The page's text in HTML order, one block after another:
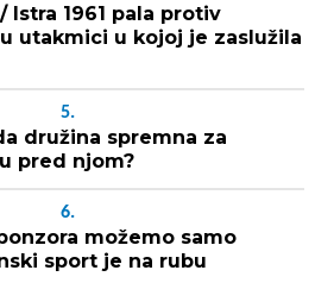
/ Istra 1961 pala protiv
utakmici u kojoj je zaslužila
5.
družina spremna za
pred njom?
6.
možemo samo
sport je na rubu